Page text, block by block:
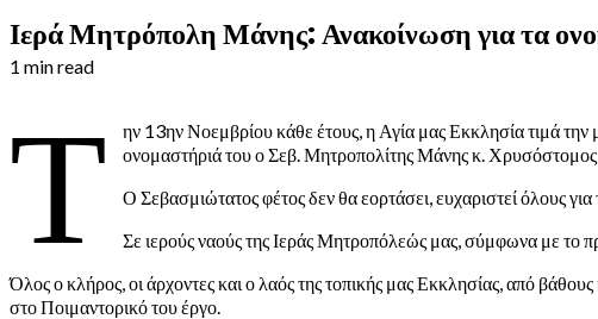
Ιερά Μητρόπολη Μάνης: Ανακοίνωση για τα
1 min read
Τ
ην 13ην Νοεμβρίου κάθε έτους, η Αγία μας Εκκλησία τιμά
ονομαστήριά του ο Σεβ. Μητροπολίτης Μάνης κ. Χρυσόστομος
Ο Σεβασμιώτατος φέτος δεν θα εορτάσει, ευχαριστεί όλους
Σε ιερούς ναούς της Ιεράς Μητροπόλεώς μας, σύμφωνα με το
Όλος ο κλήρος, οι άρχοντες και ο λαός της τοπικής μας Εκκλησίας, από
στο Ποιμαντορικό του έργο.